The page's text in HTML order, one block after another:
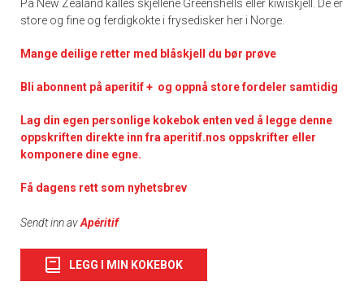
På New Zealand kalles skjellene Greenshells eller kiwiskjell. De er
store og fine og ferdigkokte i frysedisker her i Norge.
Mange deilige retter med blåskjell du bør prøve
Bli abonnent på aperitif + og oppnå store fordeler samtidig
Lag din egen personlige kokebok enten ved å legge denne
oppskriften direkte inn fra aperitif.nos oppskrifter eller
komponere dine egne.
Få dagens rett som nyhetsbrev
Sendt inn avApéritif
LEGG I MIN KOKEBOK